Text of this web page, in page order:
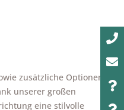
zusätzliche Optionen
unserer großen
eine stilvolle